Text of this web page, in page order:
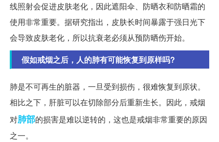
线照射会促进皮肤老化，因此遮阳伞、防晒衣和防晒霜的
使用非常重要。据研究指出，皮肤长时间暴露于强日光下
会导致皮肤老化，所以抗衰老必须从预防晒伤开始。
假如戒烟之后，人的肺有可能恢复到原样吗?
肺是不可再生的脏器，一旦受到损伤，很难恢复到原状。
相比之下，肝脏可以在切除部分后重新生长。因此，戒烟
对肺部的损害是难以逆转的，这也是戒烟非常重要的原因
之一。